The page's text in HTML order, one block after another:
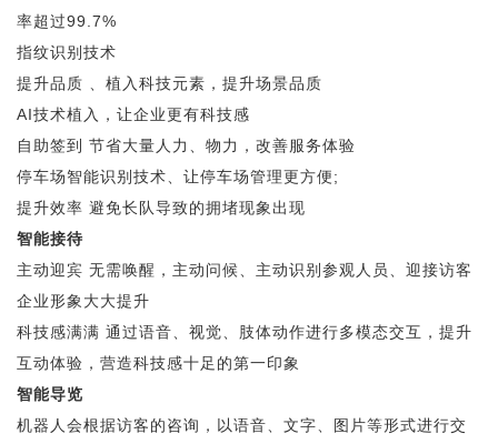
率超过99.7%
指纹识别技术
提升品质 、植入科技元素，提升场景品质
AI技术植入，让企业更有科技感
自助签到 节省大量人力、物力，改善服务体验
停车场智能识别技术、让停车场管理更方便;
提升效率 避免长队导致的拥堵现象出现
智能接待
主动迎宾 无需唤醒，主动问候、主动识别参观人员、迎接访客
企业形象大大提升
科技感满满 通过语音、视觉、肢体动作进行多模态交互，提升
互动体验，营造科技感十足的第一印象
智能导览
机器人会根据访客的咨询，以语音、文字、图片等形式进行交